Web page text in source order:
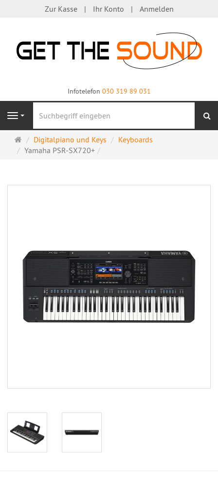
Zur Kasse Ihr Konto Anmelden
Infotelefon 030 319 89 031
Navigation
Startseite
Digitalpiano und Keys
Keyboards
Yamaha PSR-SX720+